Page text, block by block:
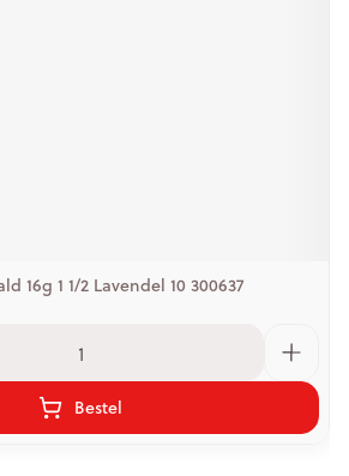
16g 1 1/2 Lavendel 10 300637
Bestel